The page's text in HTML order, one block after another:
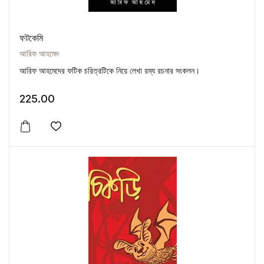
ফটকেমি
আরিফ আহমেদ
আরিফ আহমেদের ফটিক চরিত্রটিকে নিয়ে লেখা রম্য রচনার সংকলন।
225.00
Add to wishlist